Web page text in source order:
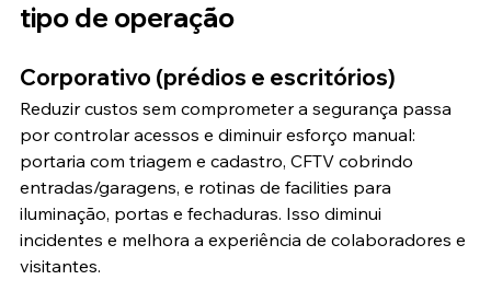
tipo de operação
Corporativo (prédios e escritórios)
Reduzir custos sem comprometer a segurança passa
por controlar acessos e diminuir esforço manual:
portaria com triagem e cadastro, CFTV cobrindo
entradas/garagens, e rotinas de facilities para
iluminação, portas e fechaduras. Isso diminui
incidentes e melhora a experiência de colaboradores e
visitantes.